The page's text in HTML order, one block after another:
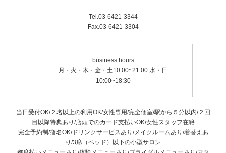
Tel.03-6421-3344
Fax.03-6421-3304
business hours
月・火・木・金・土10:00~21:00 水・日
10:00~18:30
当日受付OK/２名以上の利用OK/女性専用/完全個室/駅から５分以内/２回
目以降特典あり/店頭でのカード支払いOK/女性スタッフ在籍
完全予約制/指名OK/ドリンクサービスあり/メイクルームあり/着替えあ
り/3席（ベッド）以下の小型サロン